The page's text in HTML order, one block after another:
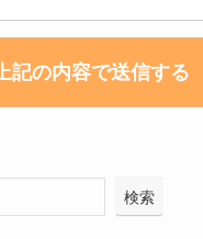
検索